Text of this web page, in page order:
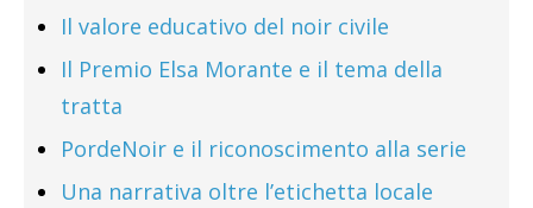
Il valore educativo del noir civile
Il Premio Elsa Morante e il tema della
tratta
PordeNoir e il riconoscimento alla serie
Una narrativa oltre l’etichetta locale